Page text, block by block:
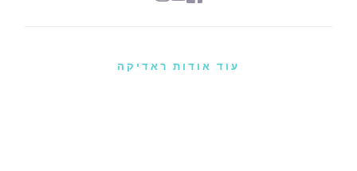
עוד אודות ראדיקה